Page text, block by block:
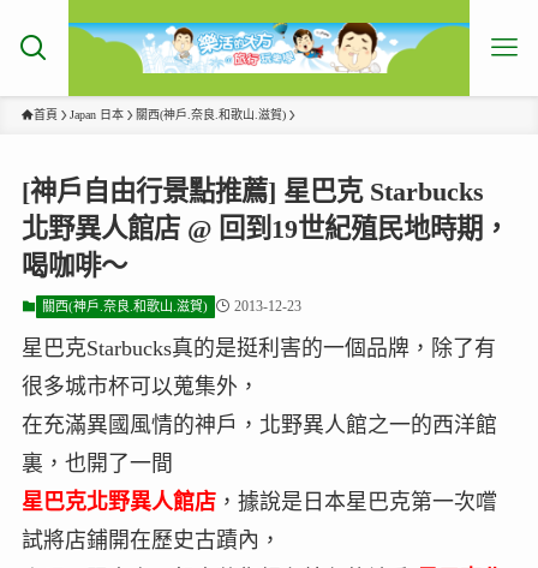
首頁 Japan 日本 關西(神戶.奈良.和歌山.滋賀)
[神戶自由行景點推薦] 星巴克 Starbucks
北野異人館店 @ 回到19世紀殖民地時期，
喝咖啡～
關西(神戶.奈良.和歌山.滋賀) 2013-12-23
星巴克Starbucks真的是挺利害的一個品牌，除了有
很多城市杯可以蒐集外，
在充滿異國風情的神戶，北野異人館之一的西洋館
裏，也開了一間
星巴克北野異人館店，據說是日本星巴克第一次嚐
試將店鋪開在歷史古蹟內，